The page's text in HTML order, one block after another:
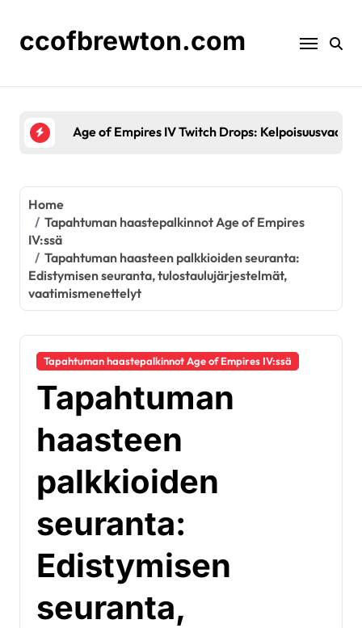
contentccofbrewton.com
Age of Empires IV Twitch Drops:
Home
Tapahtuman haastepalkinnot Age of Empires
IV:ssä
Tapahtuman haasteen palkkioiden seuranta:
Edistymisen seuranta, tulostaulujärjestelmät,
vaatimismenettelyt
Tapahtuman haastepalkinnot Age of Empires IV:ssä
Tapahtuman
haasteen
palkkioiden
seuranta:
Edistymisen
seuranta,